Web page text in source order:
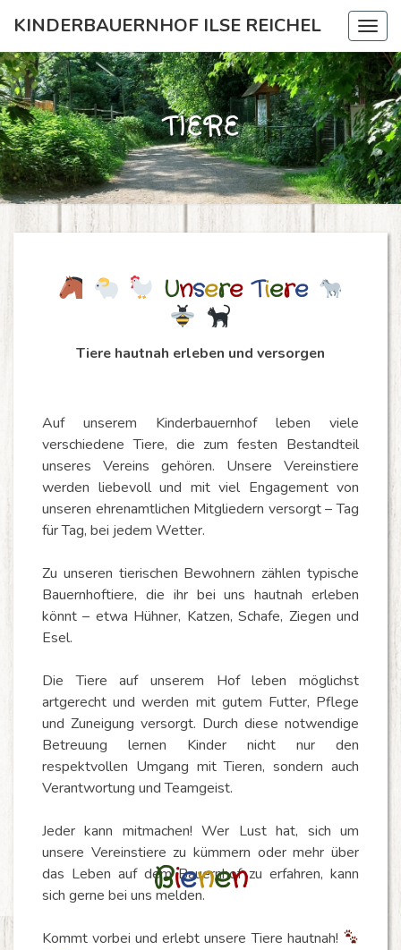
KINDERBAUERNHOF ILSE REICHEL
Tiere
TIERE
Unsere Tiere
Tiere hautnah erleben und versorgen
Auf unserem Kinderbauernhof leben viele
verschiedene Tiere, die zum festen Bestandteil
unseres Vereins gehören. Unsere Vereinstiere
werden liebevoll und mit viel Engagement von
unseren ehrenamtlichen Mitgliedern versorgt – Tag
für Tag, bei jedem Wetter.
Zu unseren tierischen Bewohnern zählen typische
Bauernhoftiere, die ihr bei uns hautnah erleben
könnt – etwa Hühner, Katzen, Schafe, Ziegen und
Esel.
Die Tiere auf unserem Hof leben möglichst
artgerecht und werden mit gutem Futter, Pflege
und Zuneigung versorgt. Durch diese notwendige
Betreuung lernen Kinder nicht nur den
respektvollen Umgang mit Tieren, sondern auch
Verantwortung und Teamgeist.
Jeder kann mitmachen! Wer Lust hat, sich um
unsere Vereinstiere zu kümmern oder mehr über
das Leben auf dem Bauernhof zu erfahren, kann
sich gerne bei uns melden.
Kommt vorbei und erlebt unsere Tiere hautnah!
Bienen